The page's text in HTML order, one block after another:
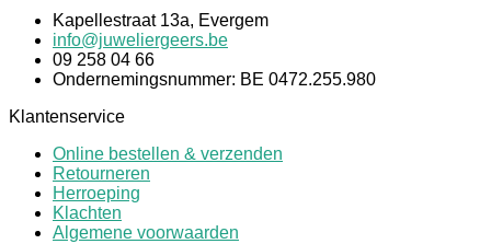
Kapellestraat 13a, Evergem
info@juweliergeers.be
09 258 04 66
Ondernemingsnummer: BE 0472.255.980
Klantenservice
Online bestellen & verzenden
Retourneren
Herroeping
Klachten
Algemene voorwaarden